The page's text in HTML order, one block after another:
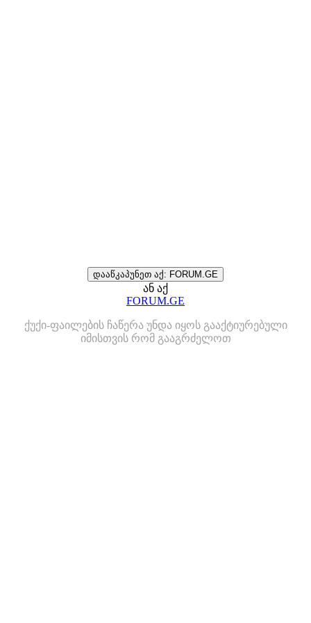
დააწკაპუნეთ აქ: FORUM.GE
ან აქ
FORUM.GE
ქუქი-ფაილების ჩაწერა უნდა იყოს გააქტიურებული
იმისთვის რომ გააგრძელოთ